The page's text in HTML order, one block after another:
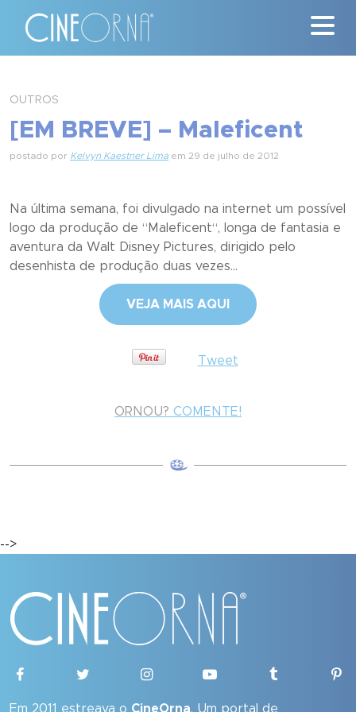
News
Quem Somos
Nossa História
Contato
OUTROS
[EM BREVE] – Maleficent
postado por Kelvyn Kaestner Lima em 29 de julho de 2012
Na última semana, foi divulgado na internet um possível
logo da produção de “Maleficent“, longa de fantasia e
aventura da Walt Disney Pictures, dirigido pelo
desenhista de produção duas vezes...
VEJA MAIS AQUI
Tweet
ORNOU? COMENTE!
-->
Em 2011 estreava o CineOrna. Um portal de